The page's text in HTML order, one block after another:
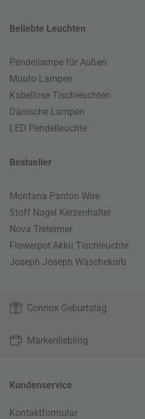
Beliebte Leuchten
Pendellampe für Außen
Muuto Lampen
Kabellose Tischleuchten
Dänische Lampen
LED Pendelleuchte
Bestseller
Montana Panton Wire
Stoff Nagel Kerzenhalter
Nova Treteimer
Flowerpot Akku Tischleuchte
Joseph Joseph Wäschekorb
Connox Geburtstag
Markenliebling
Kundenservice
Kontaktformular